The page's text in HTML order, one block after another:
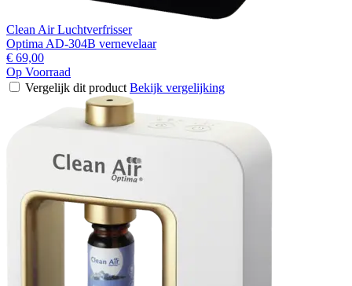
Clean Air Luchtverfrisser
Optima AD-304B vernevelaar
€ 69,00
Op Voorraad
Vergelijk dit product Bekijk vergelijking